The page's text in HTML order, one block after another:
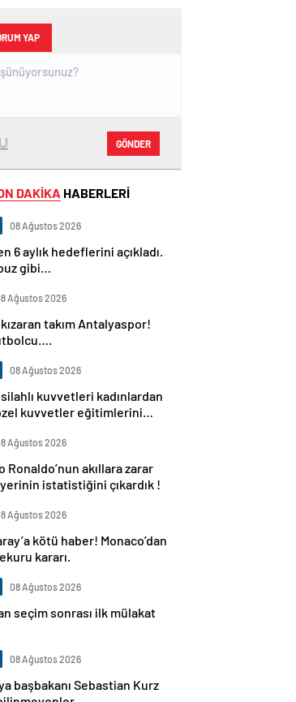
YAP
GÖNDER
DAKİKA HABERLERİ
08 Ağustos 2026
6 aylık hedeflerini açıkladı.
gibi…
Ağustos 2026
takım Antalyaspor!
08 Ağustos 2026
kuvvetleri kadınlardan
kuvvetler eğitimlerini
Ağustos 2026
Ronaldo’nun akıllara zarar
istatistiğini çıkardık !
Ağustos 2026
kötü haber! Monaco’dan
kararı.
08 Ağustos 2026
seçim sonrası ilk mülakat
08 Ağustos 2026
başbakanı Sebastian Kurz